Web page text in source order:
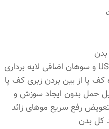
سایر توضیحات دارای کابل شارژ USB و سوهان اضافی لایه برداری
پا از بین بردن زبری کف پا
حمل بدون ایجاد سوزش و
رفع سریع موهای زائد
کل بدن